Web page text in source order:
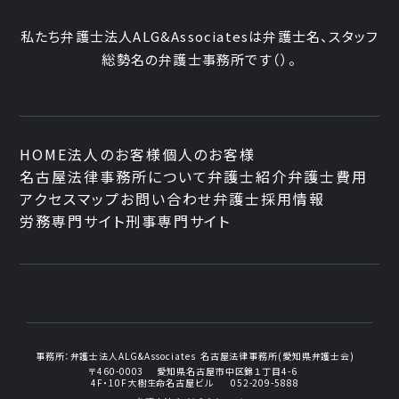
私たち弁護士法人ALG&Associatesは弁護士名、 スタッフ
総勢名の弁護士事務所です（）。
HOME法人のお客様個人のお客様
名古屋法律事務所について弁護士紹介弁護士費用
アクセスマップお問い合わせ弁護士採用情報
労務専門サイト刑事専門サイト
事務所： 弁護士法人ALG&Associates 名古屋法律事務所(愛知県弁護士会)
〒460-0003
愛知県名古屋市中区錦１丁目4-6
4F・10F大樹生命名古屋ビル
052-209-5888